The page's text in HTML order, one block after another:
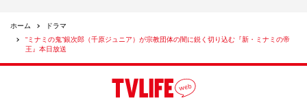
ホーム
ドラマ
“ミナミの鬼”銀次郎（千原ジュニア）が宗教団体の闇に鋭く切り込む『新・ミナミの帝
王』本日放送